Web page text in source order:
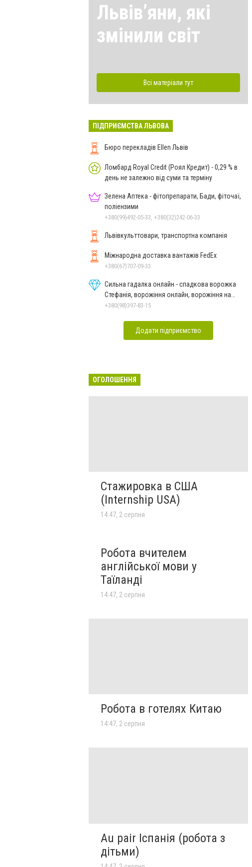
Львівʼяни, які
змінили світ
Всі матеріали тут
ПІДПРИЄМСТВА ЛЬВОВА
Бюро перекладів Ellen Львів
Ломбард Royal Credit (Роял Кредит) - 0,29 % в
день не залежно від суми та терміну
Зелена Аптека - фітопрепарати, Бади, фіточаї,
поліензими
+380(99)492-05-33, +380(32)242-06-33
Львівкульттовари, транспортна компанія
Міжнародна доставка вантажів FedEx
+380(67)707-09-33
Сильна гадалка онлайн - спадкова ворожка
Стефанія, ворожіння онлайн, ворожіння на
картах Таро
+380(98)397-83-15
Додати підприємство
ОГОЛОШЕННЯ
Стажировка в США
(Internship USA)
14:47, 2 серпня
Робота вчителем
англійської мови у
Таїланді
14:47, 2 серпня
Робота в готелях Китаю
14:47, 2 серпня
Au pair Іспанія (робота з
дітьми)